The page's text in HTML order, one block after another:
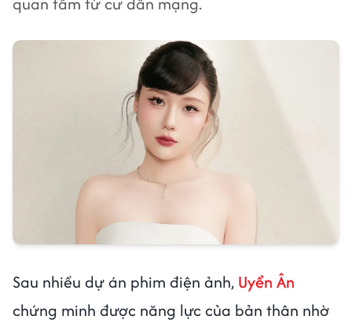
Sau nhiều dự án phim điện ảnh, Uyển Ân
chứng minh được năng lực của bản thân nhờ